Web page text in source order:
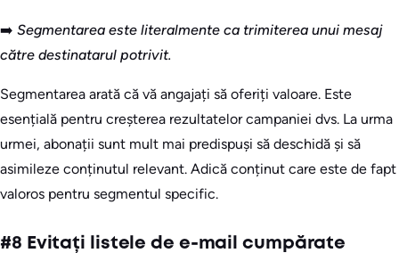
➡️ Segmentarea este literalmente ca trimiterea unui mesaj
către destinatarul potrivit.
Segmentarea arată că vă angajați să oferiți valoare. Este
esențială pentru creșterea rezultatelor campaniei dvs. La urma
urmei, abonații sunt mult mai predispuși să deschidă și să
asimileze conținutul relevant. Adică conținut care este de fapt
valoros pentru segmentul specific.
#8 Evitați listele de e-mail cumpărate